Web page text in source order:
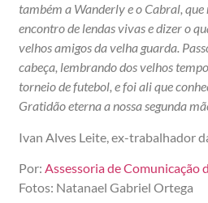
também a Wanderly e o Cabral, que
encontro de lendas vivas e dizer o
velhos amigos da velha guarda.
cabeça, lembrando dos velhos
torneio de futebol, e foi ali que
Gratidão eterna a nossa segunda
Ivan Alves Leite, ex-trabalhador
Por: Assessoria de Comunicação
Fotos: Natanael Gabriel Ortega